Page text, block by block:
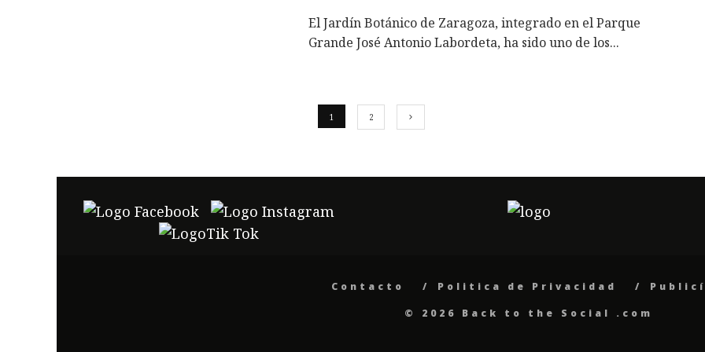
El Jardín Botánico de Zaragoza, integrado en el Parque
Grande José Antonio Labordeta, ha sido uno de los...
1 2
Contacto Politica de Privacidad
© 2026 Back to the Social .com